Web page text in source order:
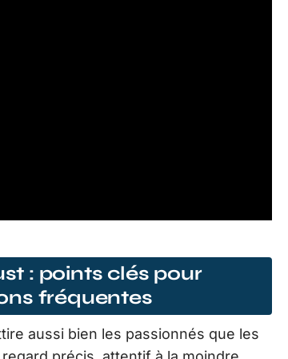
: points clés pour
fréquentes
aussi bien les passionnés que les